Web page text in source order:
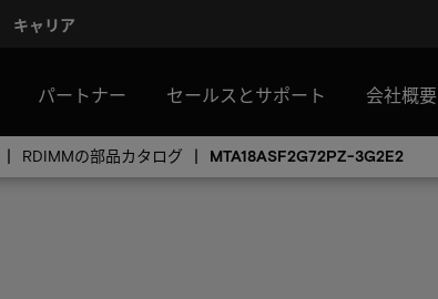
キャリア
パートナー セールスとサポート 会社概要
RDIMMの部品カタログ MTA18ASF2G72PZ-3G2E2